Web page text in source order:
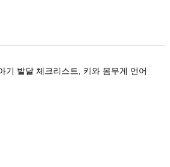
기 발달 체크리스트, 키와 몸무게 언어